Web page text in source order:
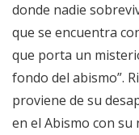
donde nadie
que se encuentra
que porta un
fondo del abismo”.
proviene de su
en el Abismo con